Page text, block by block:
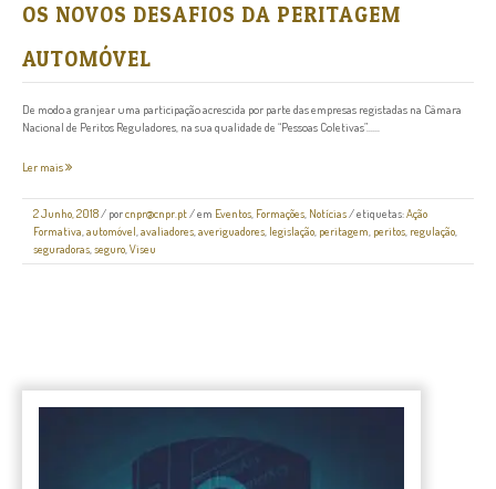
OS NOVOS DESAFIOS DA PERITAGEM
AUTOMÓVEL
De modo a granjear uma participação acrescida por parte das empresas registadas na Câmara
Nacional de Peritos Reguladores, na sua qualidade de “Pessoas Coletivas”......
Ler mais
2 Junho, 2018/ porcnpr@cnpr.pt/ em Eventos, Formações, Notícias/ etiquetas:Ação
Formativa,automóvel,avaliadores,averiguadores, legislação, peritagem, peritos, regulação,
seguradoras,seguro,Viseu